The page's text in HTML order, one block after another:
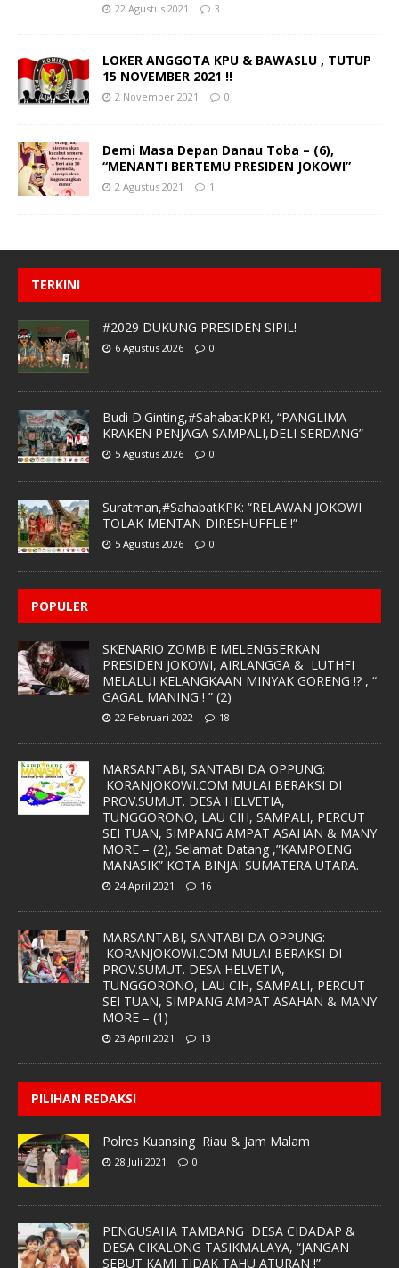
22 Agustus 2021 3
LOKER ANGGOTA KPU & BAWASLU , TUTUP
15 NOVEMBER 2021 !!
2 November 2021 0
Demi Masa Depan Danau Toba – (6),
“MENANTI BERTEMU PRESIDEN JOKOWI”
2 Agustus 2021 1
TERKINI
#2029 DUKUNG PRESIDEN SIPIL!
6 Agustus 2026 0
Budi D.Ginting,#SahabatKPK!, “PANGLIMA
KRAKEN PENJAGA SAMPALI,DELI SERDANG”
5 Agustus 2026 0
Suratman,#SahabatKPK: “RELAWAN JOKOWI
TOLAK MENTAN DIRESHUFFLE !”
5 Agustus 2026 0
POPULER
SKENARIO ZOMBIE MELENGSERKAN
PRESIDEN JOKOWI, AIRLANGGA & LUTHFI
MELALUI KELANGKAAN MINYAK GORENG !? , “
GAGAL MANING ! ” (2)
22 Februari 2022 18
MARSANTABI, SANTABI DA OPPUNG:
KORANJOKOWI.COM MULAI BERAKSI DI
PROV.SUMUT. DESA HELVETIA,
TUNGGORONO, LAU CIH, SAMPALI, PERCUT
SEI TUAN, SIMPANG AMPAT ASAHAN & MANY
MORE – (2), Selamat Datang ,”KAMPOENG
MANASIK” KOTA BINJAI SUMATERA UTARA.
24 April 2021 16
MARSANTABI, SANTABI DA OPPUNG:
KORANJOKOWI.COM MULAI BERAKSI DI
PROV.SUMUT. DESA HELVETIA,
TUNGGORONO, LAU CIH, SAMPALI, PERCUT
SEI TUAN, SIMPANG AMPAT ASAHAN & MANY
MORE – (1)
23 April 2021 13
PILIHAN REDAKSI
Polres Kuansing Riau & Jam Malam
28 Juli 2021 0
PENGUSAHA TAMBANG DESA CIDADAP &
DESA CIKALONG TASIKMALAYA, “JANGAN
SEBUT KAMI TIDAK TAHU ATURAN !”